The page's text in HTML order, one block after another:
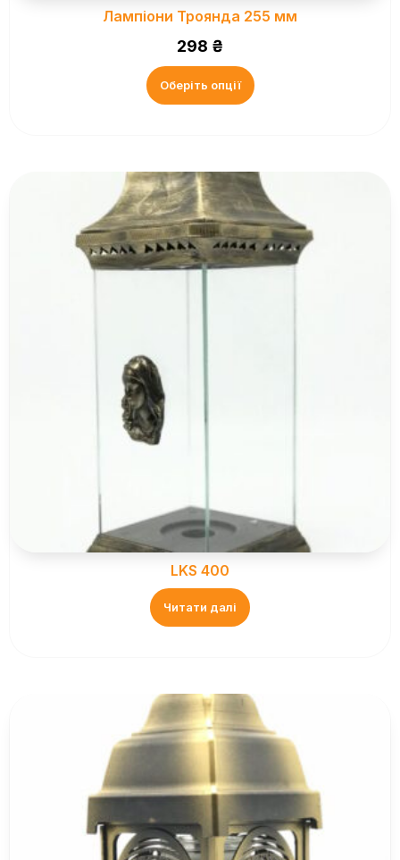
Лампіони Троянда 255 мм
298 ₴
Оберіть опції
LKS 400
Читати далі